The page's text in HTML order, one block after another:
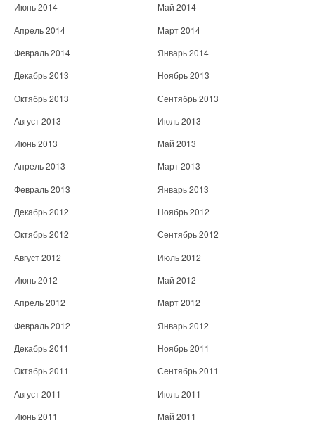
Июнь 2014
Май 2014
Апрель 2014
Март 2014
Февраль 2014
Январь 2014
Декабрь 2013
Ноябрь 2013
Октябрь 2013
Сентябрь 2013
Август 2013
Июль 2013
Июнь 2013
Май 2013
Апрель 2013
Март 2013
Февраль 2013
Январь 2013
Декабрь 2012
Ноябрь 2012
Октябрь 2012
Сентябрь 2012
Август 2012
Июль 2012
Июнь 2012
Май 2012
Апрель 2012
Март 2012
Февраль 2012
Январь 2012
Декабрь 2011
Ноябрь 2011
Октябрь 2011
Сентябрь 2011
Август 2011
Июль 2011
Июнь 2011
Май 2011